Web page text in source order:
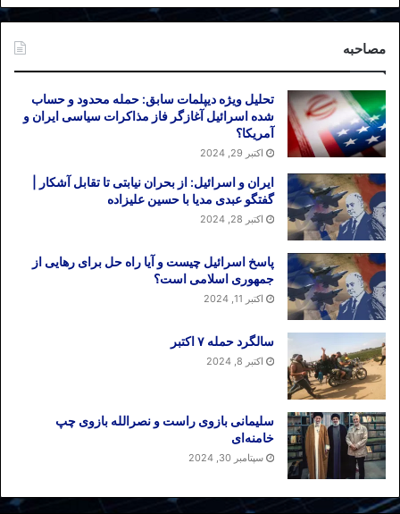
مصاحبه
تحلیل ویژه دیپلمات سابق: حمله محدود و حساب
شده اسرائیل آغازگر فاز مذاکرات سیاسی ایران و
آمریکا؟
اکتبر 29, 2024
ایران و اسرائیل: از بحران نیابتی تا تقابل آشکار |
گفتگو عبدی مدیا با حسین علیزاده
اکتبر 28, 2024
پاسخ اسرائیل چیست و آیا راه حل برای رهایی از
جمهوری اسلامی است؟
اکتبر 11, 2024
سالگرد حمله ۷ اکتبر
اکتبر 8, 2024
سلیمانی بازوی راست و نصرالله بازوی چپ
خامنه‌ای
سپتامبر 30, 2024